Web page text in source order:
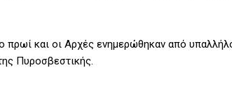
πρωί και οι Αρχές ενημερώθηκαν από
Πυροσβεστικής.